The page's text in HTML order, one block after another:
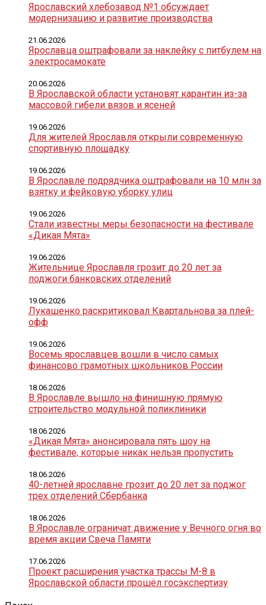
Ярославский хлебозавод №1 обсуждает
модернизацию и развитие производства
Ярославца оштрафовали за наклейку с питбулем на
электросамокате
21.06.2026
В Ярославской области установят карантин из-за
массовой гибели вязов и ясеней
20.06.2026
Для жителей Ярославля открыли современную
спортивную площадку
19.06.2026
В Ярославле подрядчика оштрафовали на 10 млн за
взятку и фейковую уборку улиц
19.06.2026
Стали известны меры безопасности на фестивале
«Дикая Мята»
19.06.2026
Жительнице Ярославля грозит до 20 лет за
поджоги банковских отделений
19.06.2026
Лукашенко раскритиковал Квартальнова за плей-
офф
19.06.2026
Восемь ярославцев вошли в число самых
финансово грамотных школьников России
19.06.2026
В Ярославле вышло на финишную прямую
строительство модульной поликлиники
18.06.2026
«Дикая Мята» анонсировала пять шоу на
фестивале, которые никак нельзя пропустить
18.06.2026
40-летней ярославне грозит до 20 лет за поджог
трех отделений Сбербанка
18.06.2026
В Ярославле ограничат движение у Вечного огня во
время акции Свеча Памяти
18.06.2026
Проект расширения участка трассы М-8 в
Ярославской области прошёл госэкспертизу
17.06.2026